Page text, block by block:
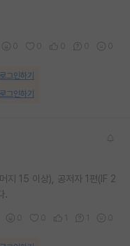
로그인하기
로그인하기
지 15 이상), 공저자 1편(IF 2